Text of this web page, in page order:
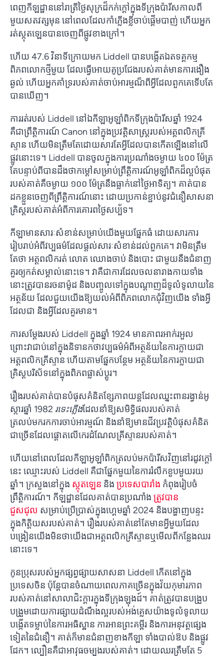
ពេញកីឡដ្ឋាននៅរាត្រីថ្ងៃសុក្រដ៏កក់ក្តៅក្នុងទីក្រុងប៉ារីសកាលពី
មួយសតវត្សមុន នៅពេលដែលកាំភ្លើងខ្លីចាប់ផ្តើមបាញ់ ហើយអ្នក
រត់ស្កុតឡេនបានចេញពីផ្លូវខាងក្រៅ។
ហើយ 47.6 វិនាទីក្រោយមក Liddell បានបង្កើតឯតទគ្គកម្ម
ពិភពលោកថ្មីមួយ ដែលធ្វើអោយគូប្រជែងរបស់គាត់មានការងឿង
ឆ្ងល់ ហើយអ្នកគាំទ្ររបស់គាត់ចាប់អារម្មណ៏ពីអ្វីដែលពួកគេទើបតែ
បានឃើញ។
ការរត់របស់ Liddell នៅឯកីឡាអូឡាំពិកទីក្រុងប៉ារីសឆ្នាំ 1924
គឺជាព្រឹត្តិការណ៍ Canon នៅក្នុងប្រវត្តិសាស្រ្តរបស់អត្តពលិកគ្រី
ស្ទាន ហើយមិនត្រឹមតែដោយសារតែអ្វីដែលបានកើតឡើងនៅលើ
ផ្លូវនោះទេ។ Liddell បាន​ចូល​ក្នុង​ការ​ប្រណាំង​ចម្ងាយ ៤០០ ម៉ែត្រ​
តែ​បន្ទាប់​ពី​បាន​ដឹង​ថា​កម្តៅ​សម្រាប់​ព្រឹត្តិការណ៍​អូឡាំពិក​ដ៏​ល្អ​បំផុត​
របស់​គាត់​គឺ​ចម្ងាយ ១០០ ម៉ែត្រ​នឹង​ធ្លាក់​នៅ​ថ្ងៃ​អាទិត្យ។ គាត់​បាន​
ដក​ខ្លួន​ចេញ​ពី​ព្រឹត្តិការណ៍​នោះ ដោយ​ប្រកាន់​ខ្ជាប់​នូវ​ជំនឿ​សាសនា​
គ្រិស្ត​របស់​គាត់​អំពី​ការ​គោរព​ថ្ងៃ​សប្ប័ទ។
កីឡាមានសារៈសំខាន់សម្រាប់យើងមួយផ្នែកធំ ដោយសារការ
រៀបរាប់អំពីវប្បធម៌ដែលផ្តល់សារៈសំខាន់ដល់ពួកគេ។ វាមិនត្រឹម
តែថា អត្តពលិករត់ លោត ឈោងចាប់ និងបោះ ជាមួយនឹងជំនាញ
គួរឲ្យកត់សម្គាល់នោះទេ។ វាគឺជាការដែលចលនារាងកាយទាំង
នោះត្រូវបានរចនាម៉ូដ និងបញ្ចូលទៅក្នុងបណ្តាញដ៏ទូលំទូលាយនៃ
អត្ថន័យ ដែលជួយយើងឱ្យយល់អំពីពិភពលោកជុំវិញយើង ទាំងអ្វី
ដែលជា និងអ្វីដែលគួរមាន។
ការសម្តែងរបស់ Liddell ក្នុងឆ្នាំ 1924 មានភាពរអាក់រអួល
ព្រោះវាជាប់នៅក្នុងនិទានកថាវប្បធម៌អំពីអត្ថន័យនៃការក្លាយជា
អត្តពលិកគ្រីស្ទាន ហើយតាមផ្នែកបន្ថែម អត្ថន័យនៃការក្លាយជា
គ្រិស្តបរិស័ទនៅក្នុងពិភពផ្លាស់ប្តូរ។
រឿងរបស់គាត់បានបំផុសគំនិតខ្សែភាពយន្តដែលឈ្នះពានរង្វាន់អូ
ស្ការឆ្នាំ 1982 រទេះភ្លើងដែលនាំឱ្យសមិទ្ធិផលរបស់គាត់
ត្រលប់មករកការចាប់អារម្មណ៍ និងនាំឱ្យមានជីវប្រវត្តិបំផុសគំនិត
ជាច្រើនដែលផ្តោតលើកេរដំណែលគ្រីស្ទានរបស់គាត់។
ហើយនៅពេលដែលកីឡាអូឡាំពិកត្រលប់មកប៉ារីសវិញនៅរដូវក្តៅ
នេះ ឈ្មោះរបស់ Liddell គឺជាផ្នែកមួយនៃការរំលឹកខួបមួយរយ
ឆ្នាំ។ ក្រសួងនៅក្នុង ស្កុតឡេន និង ប្រទេសបារាំង កំពុងរៀបចំ
ព្រឹត្តិការណ៍។ កីឡដ្ឋានដែលគាត់បានប្រណាំង ត្រូវបាន
ជួសជុល សម្រាប់ប្រើប្រាស់ក្នុងហ្គេមឆ្នាំ 2024 និងបង្ហាញបន្ទះ
ក្នុងកិត្តិយសរបស់គាត់។ រឿងរបស់គាត់នៅតែមានអ្វីមួយដែល
បង្រៀនយើងមិនថាយើងជាអត្តពលិកគ្រីស្ទានឬមើលពីកន្លែងឈរ
នោះទេ។
កូនប្រុសរបស់អ្នកផ្សព្វផ្សាយសាសនា Liddell កើតនៅក្នុង
ប្រទេសចិន ប៉ុន្តែបានចំណាយពេលភាគច្រើនក្នុងវ័យកុមារភាព
របស់គាត់នៅសាលាជិះក្តារក្នុងទីក្រុងឡុងដ៍។ គាត់ត្រូវបានបង្រួប
បង្រួមដោយការផ្សាយដំណឹងល្អរបស់អង់គ្លេសយ៉ាងទូលំទូលាយ
បង្កើតទម្លាប់នៃការអធិស្ឋាន ការអានព្រះគម្ពីរ និងការអនុវត្តផ្សេង
ទៀតនៃជំនឿ។ គាត់​ក៏​មាន​ជំនាញ​ខាង​កីឡា ទាំង​បាល់ឱប និង​ផ្លូវ
ដែក។ ល្បឿនគឺជាអាវុធចម្បងរបស់គាត់។ ដោយឈរត្រឹមតែ 5